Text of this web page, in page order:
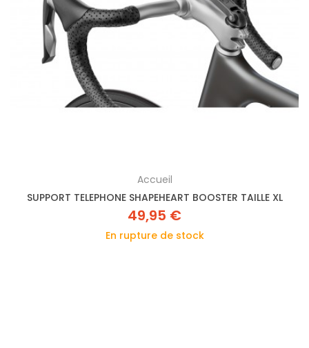
Accueil
SUPPORT TELEPHONE SHAPEHEART BOOSTER TAILLE XL
49,95 €
En rupture de stock